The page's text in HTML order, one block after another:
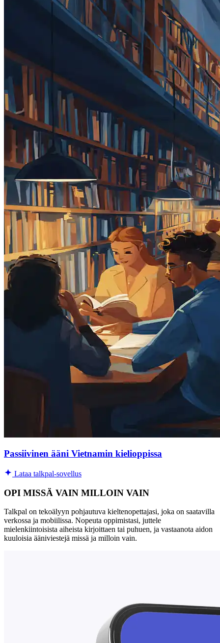
Passiivinen ääni Vietnamin kielioppissa
Lataa talkpal-sovellus
OPI MISSÄ VAIN MILLOIN VAIN
Talkpal on tekoälyyn pohjautuva kieltenopettajasi, joka on saatavilla
verkossa ja mobiilissa. Nopeuta oppimistasi, juttele
mielenkiintoisista aiheista kirjoittaen tai puhuen, ja vastaanota aidon
kuuloisia ääniviestejä missä ja milloin vain.